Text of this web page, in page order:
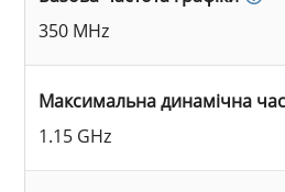
350 MHz
Максимальна динамічна
1.15 GHz